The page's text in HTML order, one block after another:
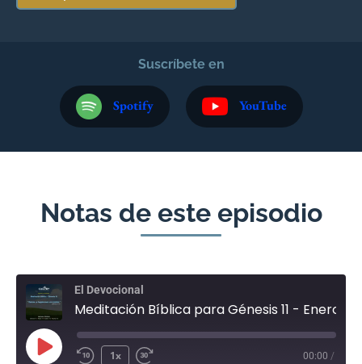
Suscríbete en
Spotify YouTube
Notas de este episodio
El Devocional
Meditación Bíblica para Génesis 11 - Enero 10
1x 00:00 /